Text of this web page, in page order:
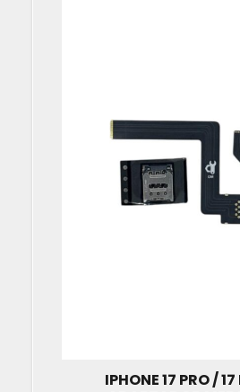
IPHONE 17 PRO /